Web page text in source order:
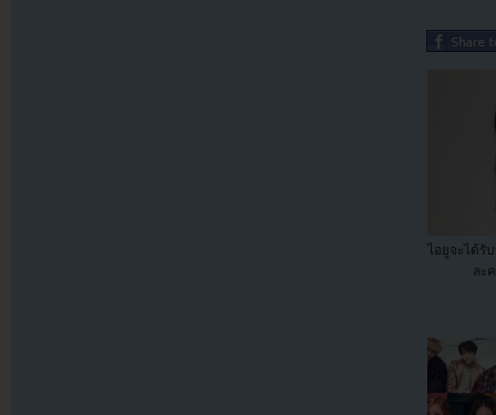
ไอยูจะได้รั
ละ